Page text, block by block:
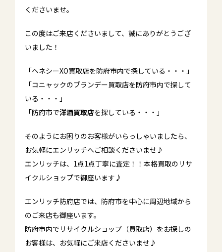
くださいませ。
この度はご来店くださいまして、誠にありがとうござ
いました！
「ヘネシーXO買取店を防府市内で探している・・・」
「コニャックのブランデー買取店を防府市内で探して
いる・・・」
「防府市で洋酒買取店を探している・・・」
そのようにお困りのお客様がいらっしゃいましたら、
お気軽にエンリッチへご相談くださいませ♪
エンリッチは、1点1点丁寧に査定！！本格買取のリサ
イクルショップで御座います♪
エンリッチ防府店では、防府市を中心に周辺地域から
のご来店も御座います。
防府市内でリサイクルショップ（買取店）をお探しの
お客様は、お気軽にご来店くださいませ♪